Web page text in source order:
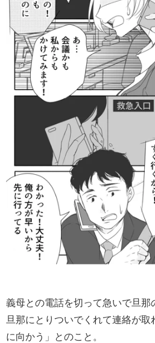
義母との電話を切って急いで旦那
旦那にとりついでくれて連絡が
に向かう」とのこと。